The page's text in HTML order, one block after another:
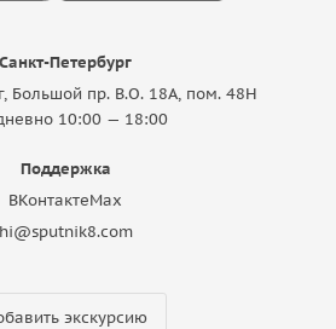
Санкт-Петербург
Большой пр. В.О. 18A, пом. 48Н
10:00 — 18:00
Поддержка
ВКонтактеMax
hi@sputnik8.com
экскурсию